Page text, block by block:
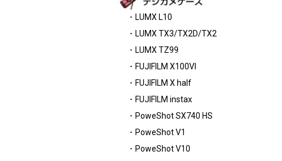
・LUMX L10
・LUMX TX3/TX2D/TX2
・LUMX TZ99
・FUJIFILM X100VI
・FUJIFILM X half
・FUJIFILM instax
・PoweShot SX740 HS
・PoweShot V1
・PoweShot V10